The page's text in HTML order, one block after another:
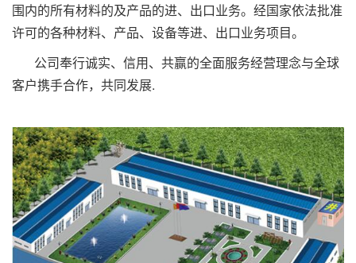
围内的所有材料的及产品的进、出口业务。经国家依法批准
许可的各种材料、产品、设备等进、出口业务项目。
公司奉行诚实、信用、共赢的全面服务经营理念与全球
客户携手合作，共同发展.